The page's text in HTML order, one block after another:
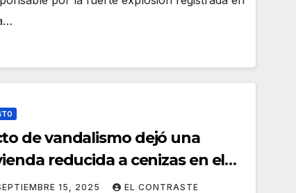
de vandalismo dejó una
reducida a cenizas en el
15, 2025 EL CONTRASTE